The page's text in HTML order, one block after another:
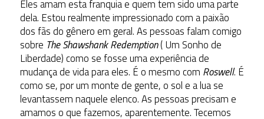
Eles amam esta franquia e quem tem sido uma parte
dela. Estou realmente impressionado com a paixão
dos fãs do gênero em geral. As pessoas falam comigo
sobre The Shawshank Redemption( Um Sonho de
Liberdade) como se fosse uma experiência de
mudança de vida para eles. É o mesmo com Roswell. É
como se, por um monte de gente, o sol e a lua se
levantassem naquele elenco. As pessoas precisam e
amamos o que fazemos, aparentemente. Tecemos